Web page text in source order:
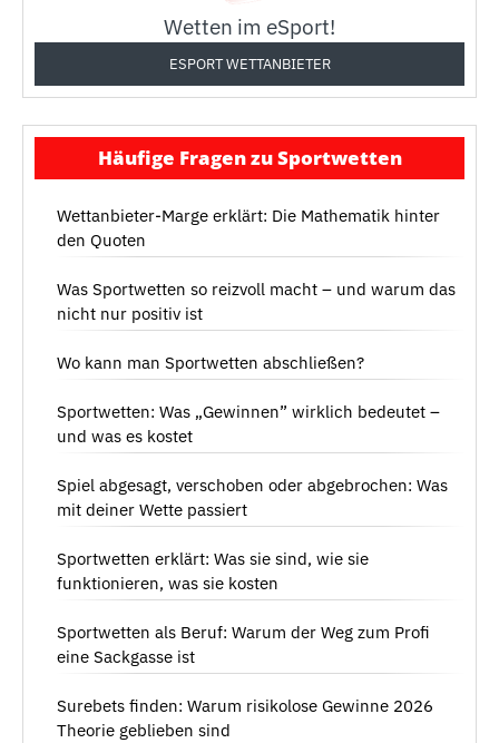
Wetten im eSport!
ESPORT WETTANBIETER
Häufige Fragen zu Sportwetten
Wettanbieter-Marge erklärt: Die Mathematik hinter
den Quoten
Was Sportwetten so reizvoll macht – und warum das
nicht nur positiv ist
Wo kann man Sportwetten abschließen?
Sportwetten: Was „Gewinnen” wirklich bedeutet –
und was es kostet
Spiel abgesagt, verschoben oder abgebrochen: Was
mit deiner Wette passiert
Sportwetten erklärt: Was sie sind, wie sie
funktionieren, was sie kosten
Sportwetten als Beruf: Warum der Weg zum Profi
eine Sackgasse ist
Surebets finden: Warum risikolose Gewinne 2026
Theorie geblieben sind